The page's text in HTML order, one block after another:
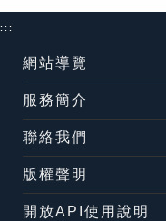
:::
網站導覽
服務簡介
聯絡我們
版權聲明
開放API使用說明